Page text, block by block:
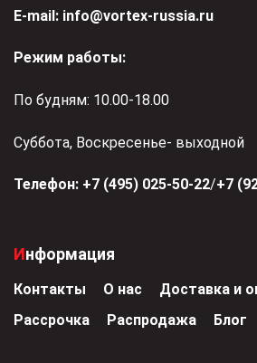
Е-mail: info@vortex-russia.ru
Режим работы:
По будням: 10.00-18.00
Суббота, Воскресенье- выходной
Телефон: +7 (495) 025-50-22/+7
Информация
Контакты О нас
Доставка и
Рассрочка
Распродажа Блог